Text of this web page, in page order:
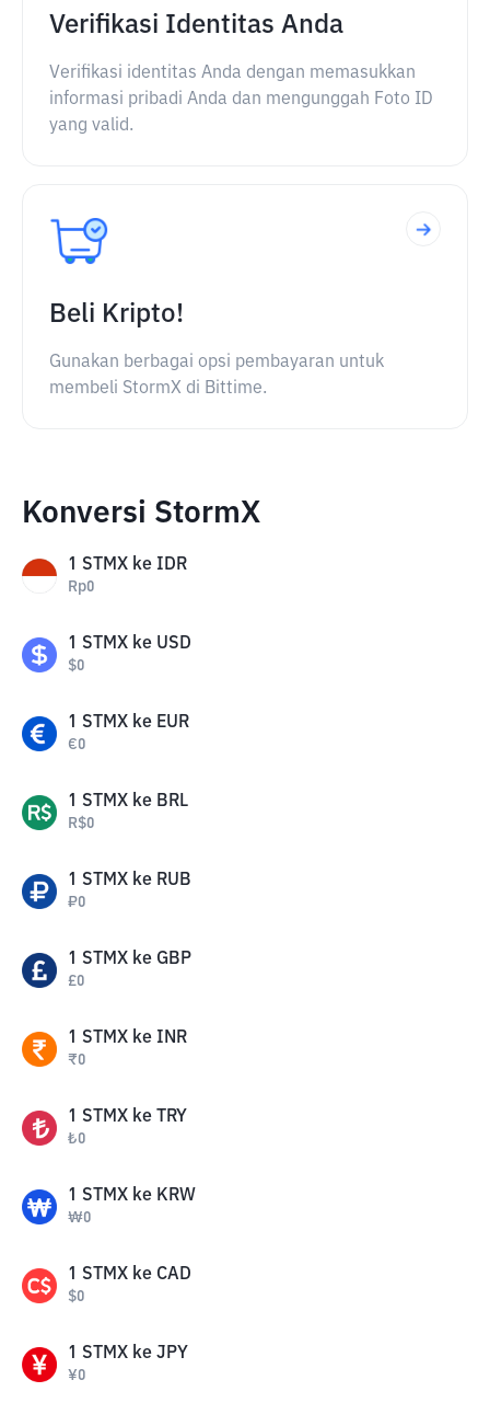
Verifikasi Identitas Anda
Verifikasi identitas Anda dengan memasukkan
informasi pribadi Anda dan mengunggah Foto ID
yang valid.
Beli Kripto!
Gunakan berbagai opsi pembayaran untuk
membeli StormX di Bittime.
Konversi StormX
1 STMX ke IDR
Rp0
1 STMX ke USD
$0
1 STMX ke EUR
€0
1 STMX ke BRL
R$0
1 STMX ke RUB
₽0
1 STMX ke GBP
£0
1 STMX ke INR
₹0
1 STMX ke TRY
₺0
1 STMX ke KRW
₩0
1 STMX ke CAD
$0
1 STMX ke JPY
¥0